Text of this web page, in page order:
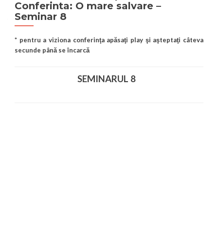
Conferinta: O mare salvare –
Seminar 8
* pentru a viziona conferinţa apăsaţi play şi aşteptaţi câteva
secunde până se încarcă
SEMINARUL 8